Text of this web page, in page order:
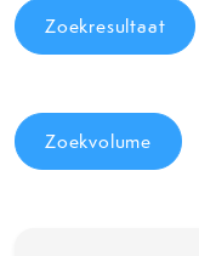
Zoekresultaat
Zoekvolume